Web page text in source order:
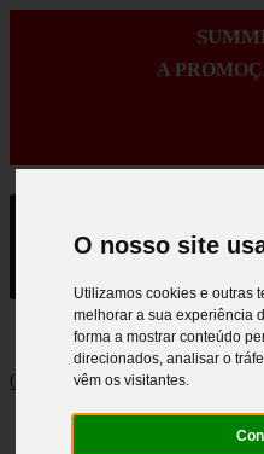
O nosso site
Utilizamos cookies e outras
melhorar a sua experiência
forma a mostrar conteúdo
direcionados, analisar o
vêm os visitantes.
A
0